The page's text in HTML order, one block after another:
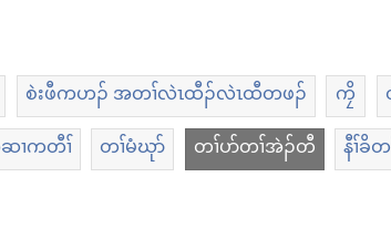
စဲးဖီကဟၣ် အတၢ်လဲၤထီၣ်လဲၤထီတဖၣ် ကၠိ
ၢကတီၢ် တၢ်မံဃုာ် တၢ်ပာ်တၢ်အဲၣ်တီ နီၢ်ခိ